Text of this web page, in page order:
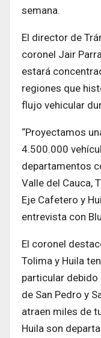
semana.
El director de
coronel Jair
estará
regiones que
flujo vehicular
“Proyectamos
4.500.000
departamentos
Valle del Cauca,
Eje Cafetero y
entrevista con
El coronel
Tolima y Huila
particular
de San Pedro y
atraen miles de
Huila son